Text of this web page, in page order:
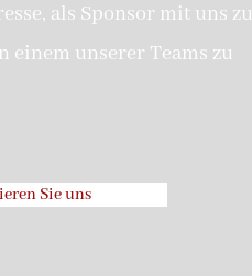
als Sponsor mit uns zu
einem unserer Teams zu
Sie uns